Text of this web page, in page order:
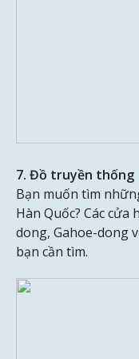
7. Đồ truyền thống
Bạn muốn tìm
Hàn Quốc? Các
dong, Gahoe-dong
bạn cần tìm.